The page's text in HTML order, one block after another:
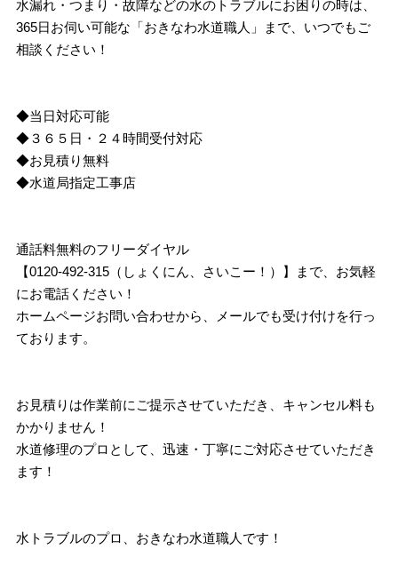
水漏れ・つまり・故障などの水のトラブルにお困りの時は、
365日お伺い可能な「おきなわ水道職人」まで、いつでもご
相談ください！
◆当日対応可能
◆３６５日・２４時間受付対応
◆お見積り無料
◆水道局指定工事店
通話料無料のフリーダイヤル
【0120-492-315（しょくにん、さいこー！）】まで、お気軽
にお電話ください！
ホームページお問い合わせから、メールでも受け付けを行っ
ております。
お見積りは作業前にご提示させていただき、キャンセル料も
かかりません！
水道修理のプロとして、迅速・丁寧にご対応させていただき
ます！
水トラブルのプロ、おきなわ水道職人です！